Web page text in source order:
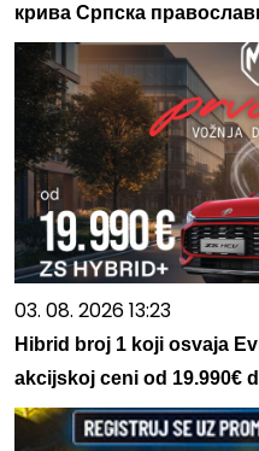
крива Српска
03. 08. 2026 13:23
Hibrid broj 1 koji osvaja
akcijskoj ceni od 19.990€